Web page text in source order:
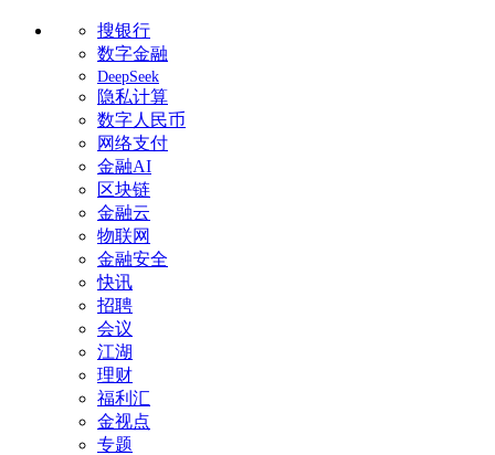
搜银行
数字金融
DeepSeek
隐私计算
数字人民币
网络支付
金融AI
区块链
金融云
物联网
金融安全
快讯
招聘
会议
江湖
理财
福利汇
金视点
专题